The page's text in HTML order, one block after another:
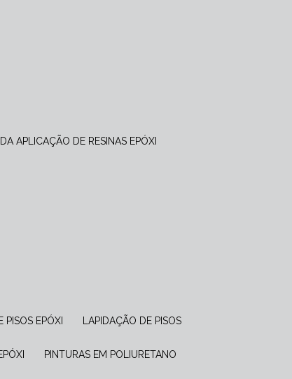
APLICAÇÃO DE RESINAS EPÓXI
PISOS EPÓXI LAPIDAÇÃO DE PISOS
PINTURAS EM POLIURETANO